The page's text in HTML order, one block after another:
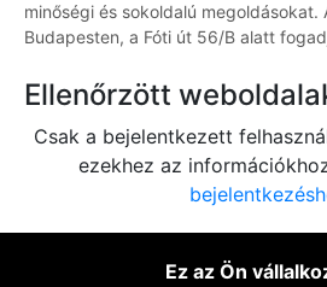
minőségi és sokoldalú megoldásokat.
Budapesten, a Fóti út 56/B alatt
Ellenőrzött
Csak a bejelentkezett
ezekhez az
Ez az Ön